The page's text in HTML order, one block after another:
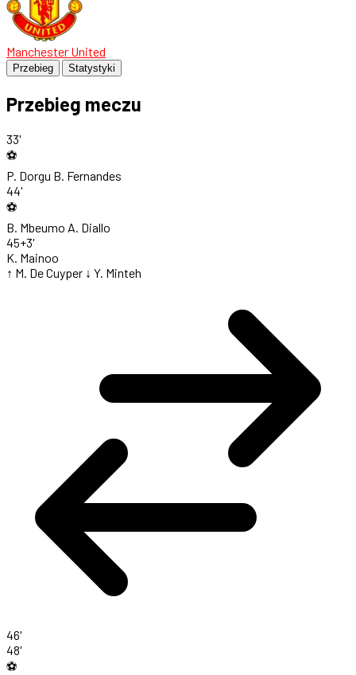
Manchester United
Przebieg Statystyki
Przebieg meczu
33'
⚽
P. Dorgu B. Fernandes
44'
⚽
B. Mbeumo A. Diallo
45+3'
K. Mainoo
↑ M. De Cuyper ↓ Y. Minteh
46'
48'
⚽